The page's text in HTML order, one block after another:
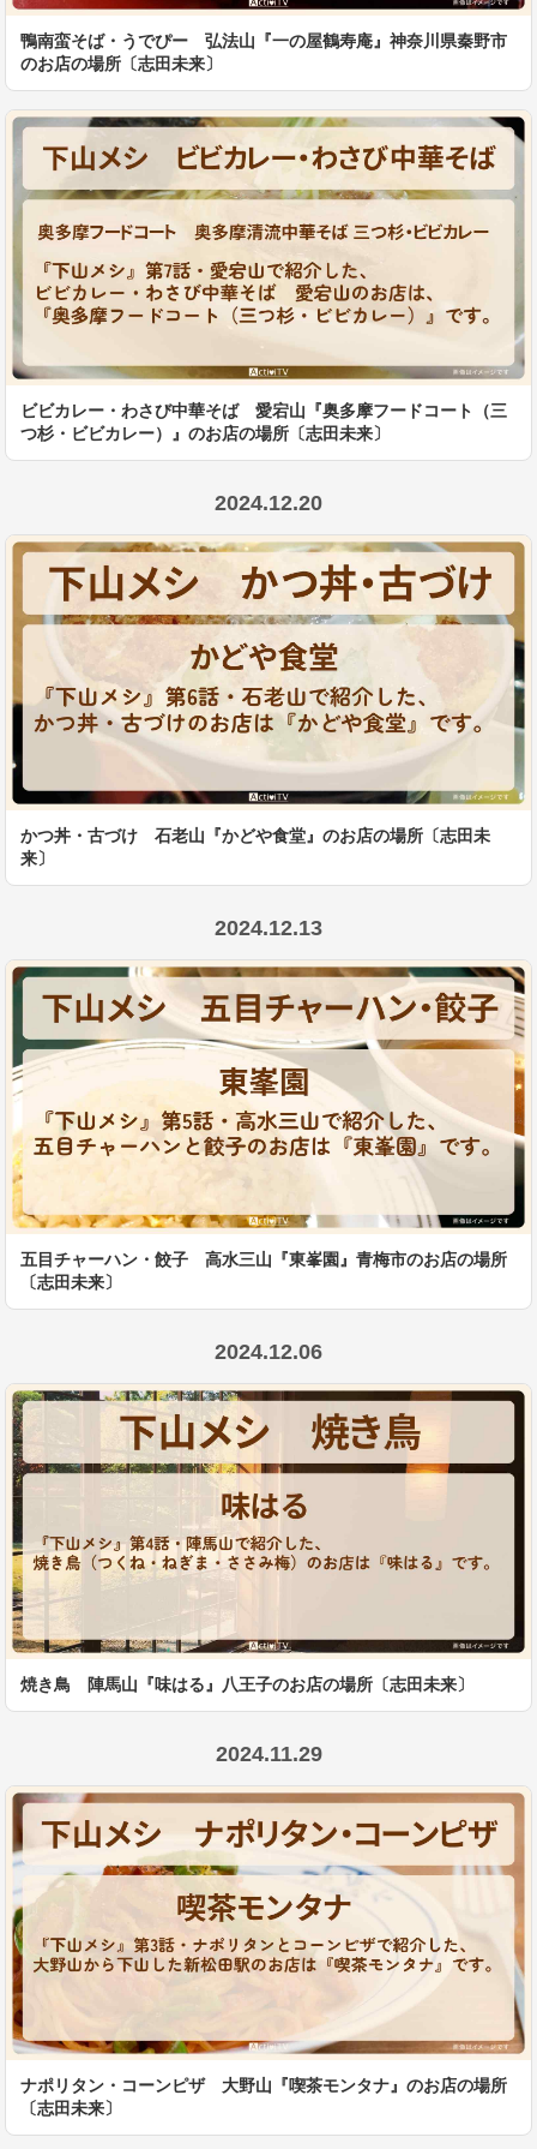
鴨南蛮そば・うでぴー 弘法山『一の屋鶴寿庵』神奈川県秦野市
のお店の場所〔志田未来〕
ビビカレー・わさび中華そば 愛宕山『奥多摩フードコート（三
つ杉・ビビカレー）』のお店の場所〔志田未来〕
2024.12.20
かつ丼・古づけ 石老山『かどや食堂』のお店の場所〔志田未
来〕
2024.12.13
五目チャーハン・餃子 高水三山『東峯園』青梅市のお店の場所
〔志田未来〕
2024.12.06
焼き鳥 陣馬山『味はる』八王子のお店の場所〔志田未来〕
2024.11.29
ナポリタン・コーンピザ 大野山『喫茶モンタナ』のお店の場所
〔志田未来〕